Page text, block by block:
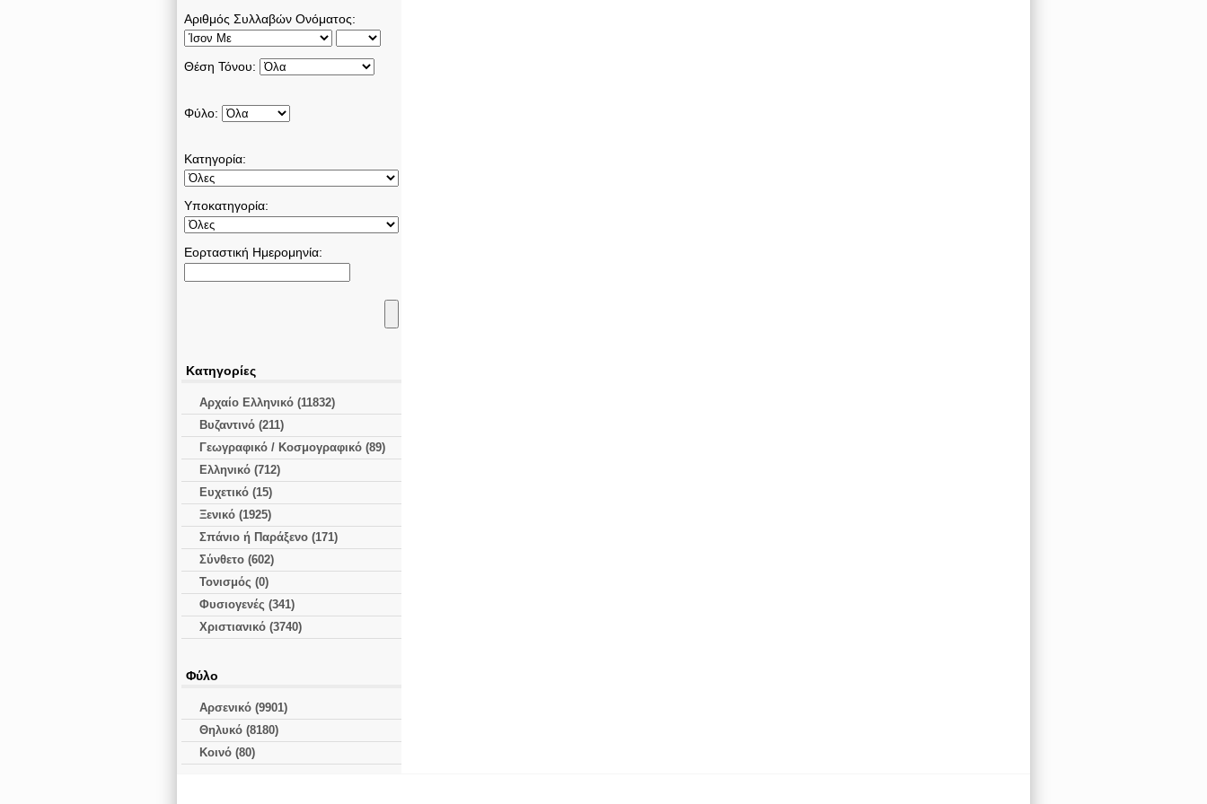
Αριθμός Συλλαβών Ονόματος:
Θέση Τόνου:
Φύλο:
Κατηγορία:
Υποκατηγορία:
Εορταστική Ημερομηνία:
Κατηγορίες
Αρχαίο Ελληνικό (11832)
Βυζαντινό (211)
Γεωγραφικό / Κοσμογραφικό (89)
Ελληνικό (712)
Ευχετικό (15)
Ξενικό (1925)
Σπάνιο ή Παράξενο (171)
Σύνθετο (602)
Τονισμός (0)
Φυσιογενές (341)
Χριστιανικό (3740)
Φύλο
Αρσενικό (9901)
Θηλυκό (8180)
Κοινό (80)